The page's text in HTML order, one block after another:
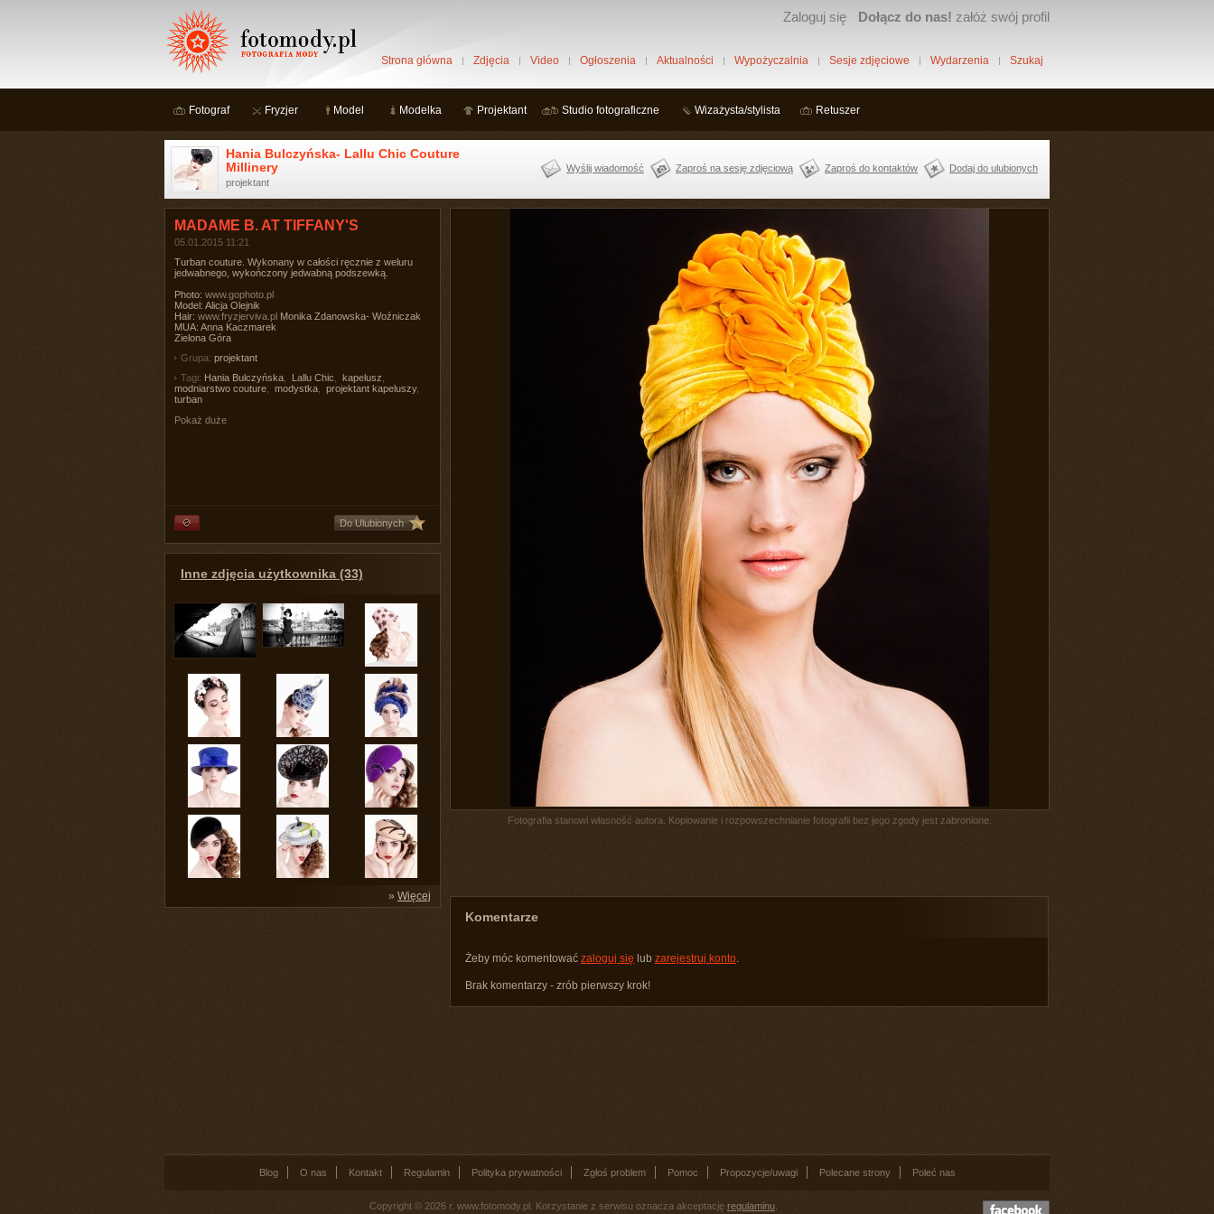
Zaloguj się Dołącz do nas! załóż swój profil
Strona główna Zdjęcia Video Ogłoszenia Aktualności Wypożyczalnia Sesje zdjęciowe Wydarzenia Szukaj
Fotograf Fryzjer Model Modelka Projektant Studio fotograficzne Wizażysta/stylista Retuszer
Hania Bulczyńska- Lallu Chic Couture
Millinery
projektant
Wyślij wiadomość Zaproś na sesję zdjęciową Zaproś do kontaktów Dodaj do ulubionych
MADAME B. AT TIFFANY'S
05.01.2015 11:21
Turban couture. Wykonany w całości ręcznie z weluru
jedwabnego, wykończony jedwabną podszewką.
Photo: www.gophoto.pl
Model: Alicja Olejnik
Hair: www.fryzjerviva.pl Monika Zdanowska- Woźniczak
MUA: Anna Kaczmarek
Zielona Góra
Grupa: projektant
Tagi: Hania Bulczyńska Lallu Chic kapelusz
modniarstwo couture
modystka projektant kapeluszy,
turban
Pokaż duże
Do Ulubionych
Inne zdjęcia użytkownika (33)
» Więcej
Fotografia stanowi własność autora. Kopiowanie i rozpowszechnianie fotografii bez jego zgody jest zabronione.
Komentarze
Żeby móc komentować zaloguj się lub zarejestruj konto.
Brak komentarzy - zrób pierwszy krok!
Blog O nas Kontakt Regulamin Polityka prywatności Zgłoś problem Pomoc Propozycje/uwagi Polecane strony Poleć nas
Copyright © 2026 r. www.fotomody.pl. Korzystanie z serwisu oznacza akceptację regulaminu